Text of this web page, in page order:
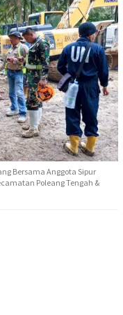
Bersama Anggota Sipur
Poleang Tengah &